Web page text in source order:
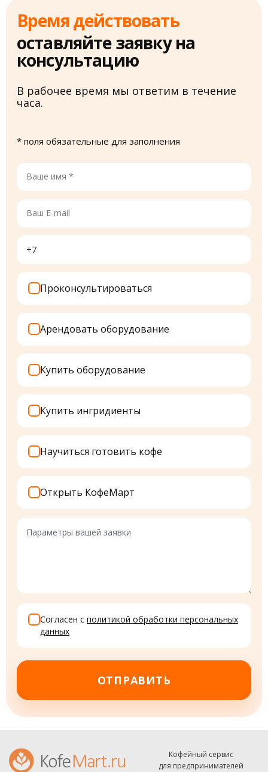
Время действовать
оставляйте заявку на
консультацию
В рабочее время мы ответим в течение
часа.
* поля обязательные для заполнения
Ваше
имя
*
Ваш
mail
Телефон
Проконсультироваться
Арендовать оборудование
Купить оборудование
Купить ингридиенты
Научиться готовить кофе
Открыть КофеМарт
Параметры
вашей
Согласен с политикой обработки персональных
данных
ОТПРАВИТЬ
Кофейный сервис
для предпринимателей